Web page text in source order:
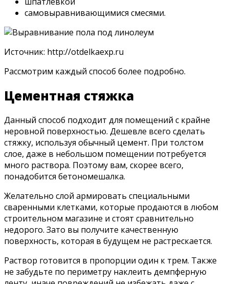
самовыравнивающимися смесями.
Источник: http://otdelkaexp.ru
Рассмотрим каждый способ более подробно.
Цементная стяжка
Данный способ подходит для помещений с крайне
неровной поверхностью. Дешевле всего сделать
стяжку, используя обычный цемент. При толстом
слое, даже в небольшом помещении потребуется
много раствора. Поэтому вам, скорее всего,
понадобится бетономешалка.
Желательно слой армировать специальными
сваренными клетками, которые продаются в любом
строительном магазине и стоят сравнительно
недорого. Зато вы получите качественную
поверхность, которая в будущем не растрескается.
Раствор готовится в пропорции один к трем. Также
не забудьте по периметру наклеить демпферную